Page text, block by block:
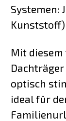
Systemen:
Kunststoff)
Mit
optisch
ideal für